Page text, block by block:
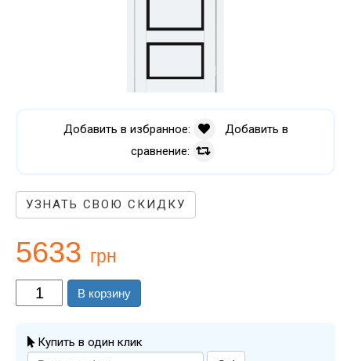
Добавить в избранное:
Добавить в
сравнение:
УЗНАТЬ СВОЮ СКИДКУ
5633 грн
В корзину
Купить в один клик